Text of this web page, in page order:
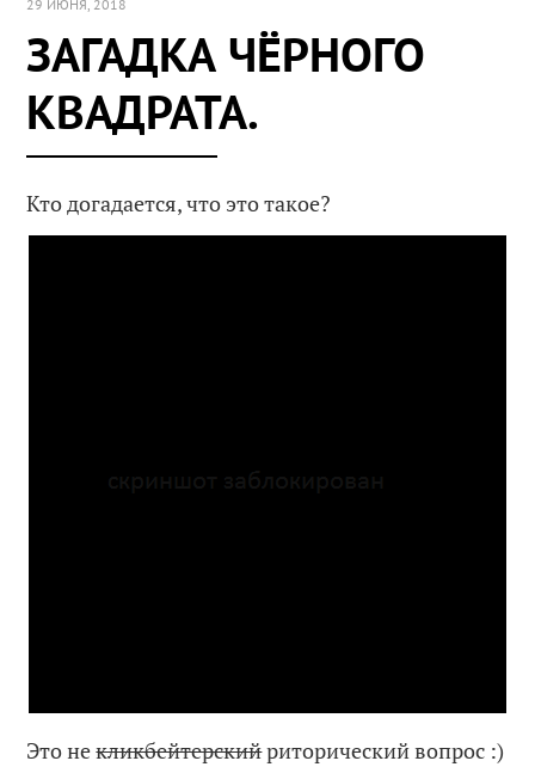
29 ИЮНЯ, 2018
ЗАГАДКА ЧЁРНОГО
КВАДРАТА.
Кто догадается, что это такое?
Это некликбейтерскийриторический вопрос :)